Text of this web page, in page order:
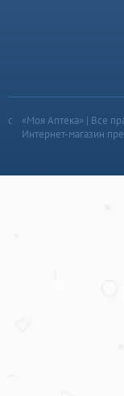
«Моя Аптека» | Все
Интернет-магазин